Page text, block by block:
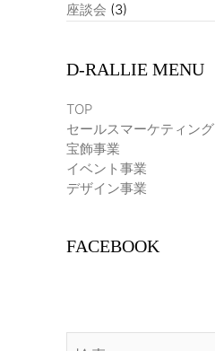
座談会 (3)
D-RALLIE MENU
TOP
セールスマーケティング
宝飾事業
イベント事業
デザイン事業
FACEBOOK